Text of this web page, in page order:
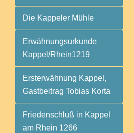
Die Kappeler Mühle
Erwähnungsurkunde
Kappel/Rhein1219
Ersterwähnung Kappel,
Gastbeitrag Tobias Korta
Friedenschluß in Kappel
am Rhein 1266